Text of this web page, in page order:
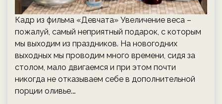
Кадр из фильма «Девчата» Увеличение веса –
пожалуй, самый неприятный подарок, с которым
мы выходим из праздников. На новогодних
выходных мы проводим много времени, сидя за
столом, мало двигаемся и при этом почти
никогда не отказываем себе в дополнительной
порции оливье.…